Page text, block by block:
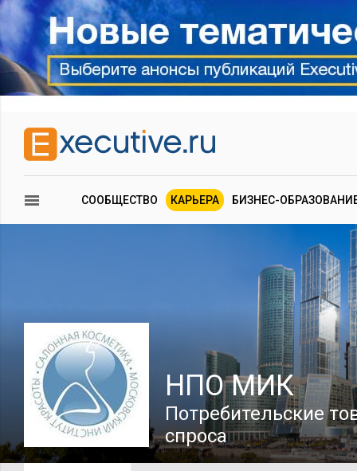
СООБЩЕСТВО КАРЬЕРА БИЗНЕС-
НПО МИК
Потребительские
спроса